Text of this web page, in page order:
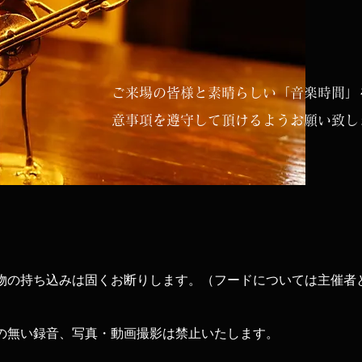
ご来場の皆様と素晴らしい「音楽時間
意事項を遵守して頂けるようお願い致し
の持ち込みは固くお断りします。（フードについては主催
い録音、写真・動画撮影は禁止いたします。